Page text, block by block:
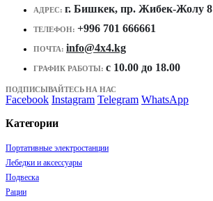
АДРЕС: г. Бишкек, пр. Жибек-Жолу 8
ТЕЛЕФОН: +996 701 666661
ПОЧТА: info@4x4.kg
ГРАФИК РАБОТЫ: c 10.00 до 18.00
ПОДПИСЫВАЙТЕСЬ НА НАС
Facebook Instagram Telegram WhatsApp
Категории
Портативные электростанции
Лебедки и аксессуары
Подвеска
Рации